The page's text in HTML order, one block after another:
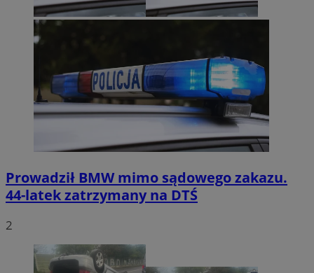
Prowadził BMW mimo sądowego zakazu.
44-latek zatrzymany na DTŚ
2